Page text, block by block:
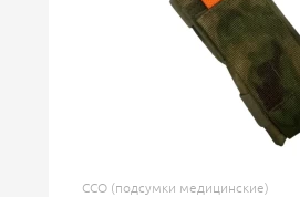
ССО (подсумки медицинские)